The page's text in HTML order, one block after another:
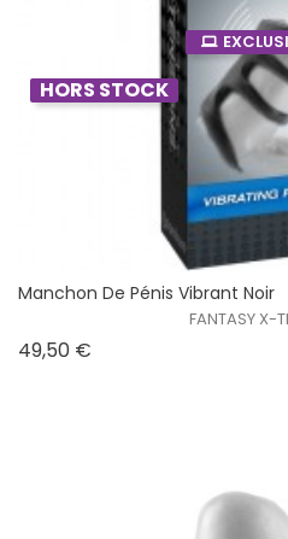
HORS STOCK
Manchon De Pénis Vibrant Noir
FANTASY X-
49,50 €